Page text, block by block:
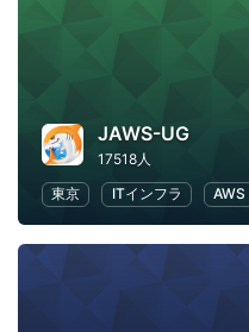
JAWS-UG
17518人
東京
ITインフラ AWS